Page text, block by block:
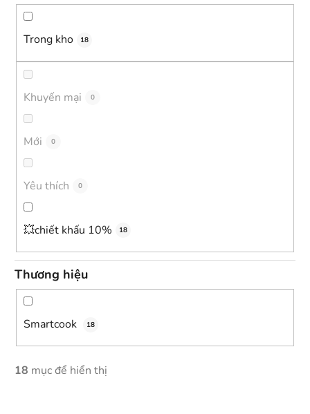
Trong kho 18
Khuyến mại 0
Mới 0
Yêu thích 0
💥chiết khấu 10% 18
Thương hiệu
Smartcook 18
18 mục để hiển thị